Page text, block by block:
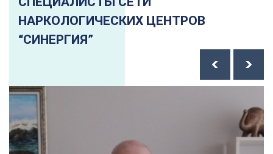
НАРКОЛОГИЧЕСКИХ ЦЕНТРОВ
“СИНЕРГИЯ”